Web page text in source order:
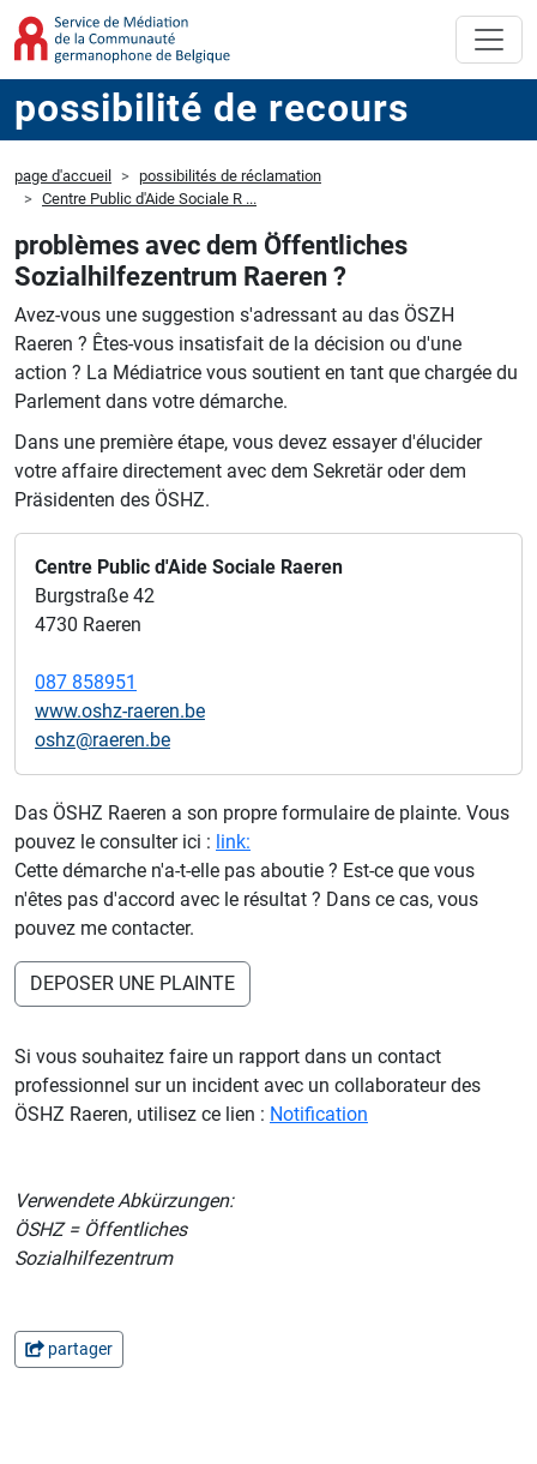
possibilité de recours
page d'accueil
possibilités de réclamation
Centre Public d'Aide Sociale R ...
problèmes avec dem Öffentliches
Sozialhilfezentrum Raeren ?
Avez-vous une suggestion s'adressant au das ÖSZH
Raeren ? Êtes-vous insatisfait de la décision ou d'une
action ? La Médiatrice vous soutient en tant que chargée du
Parlement dans votre démarche.
Dans une première étape, vous devez essayer d'élucider
votre affaire directement avec dem Sekretär oder dem
Präsidenten des ÖSHZ.
Centre Public d'Aide Sociale Raeren
Burgstraße 42
4730 Raeren
087 858951
www.oshz-raeren.be
oshz@raeren.be
Das ÖSHZ Raeren a son propre formulaire de plainte. Vous
pouvez le consulter ici : link:
Cette démarche n'a-t-elle pas aboutie ? Est-ce que vous
n'êtes pas d'accord avec le résultat ? Dans ce cas, vous
pouvez me contacter.
DEPOSER UNE PLAINTE
Si vous souhaitez faire un rapport dans un contact
professionnel sur un incident avec un collaborateur des
ÖSHZ Raeren, utilisez ce lien : Notification
Verwendete Abkürzungen:
ÖSHZ = Öffentliches
Sozialhilfezentrum
partager